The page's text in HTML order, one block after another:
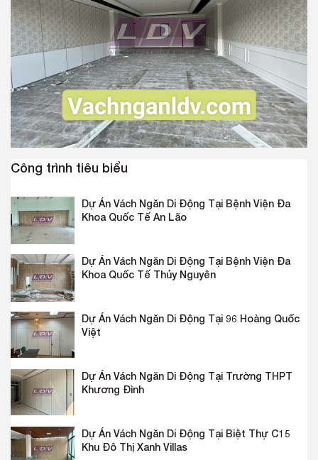
Công trình tiêu biểu
Dự Án Vách Ngăn Di Động Tại Bệnh Viện Đa
Khoa Quốc Tế An Lão
Dự Án Vách Ngăn Di Động Tại Bệnh Viện Đa
Khoa Quốc Tế Thủy Nguyên
Dự Án Vách Ngăn Di Động Tại 96 Hoàng Quốc
Việt
Dự Án Vách Ngăn Di Động Tại Trường THPT
Khương Đình
Dự Án Vách Ngăn Di Động Tại Biệt Thự C15
Khu Đô Thị Xanh Villas